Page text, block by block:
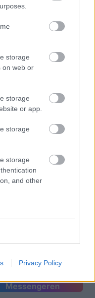
storage
on web or
storage
or app.
storage
storage
and other
Privacy Policy
Messengeren